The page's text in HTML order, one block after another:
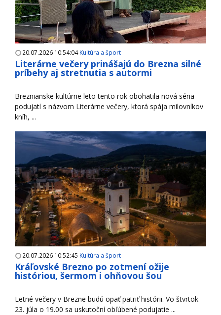
20.07.2026 10:54:04Kultúra a šport
Literárne večery prinášajú do Brezna silné
príbehy aj stretnutia s autormi
Breznianske kultúrne leto tento rok obohatila nová séria
podujatí s názvom Literárne večery, ktorá spája milovníkov
kníh, ...
20.07.2026 10:52:45 Kultúra a šport
Kráľovské Brezno po zotmení ožije
históriou, šermom i ohňovou šou
Letné večery v Brezne budú opäť patriť histórii. Vo štvrtok
23. júla o 19.00 sa uskutoční obľúbené podujatie ...